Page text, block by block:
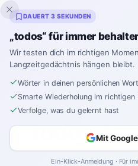
Inklingo
Startseite›Spanisch› Wörterbuch
todos
TOH-dohs ˈto.ðos
DAUERT 3 SEKUNDEN
„todos“ für immer
Wir testen dich im richtigen
Langzeitgedächtnis hängen bleibt.
Wörter in deinen persönlichen
Smarte Wiederholung im richtigen
Verfolge, was du gelernt hast
Mit
Ein-Klick-Anmeldung · Für